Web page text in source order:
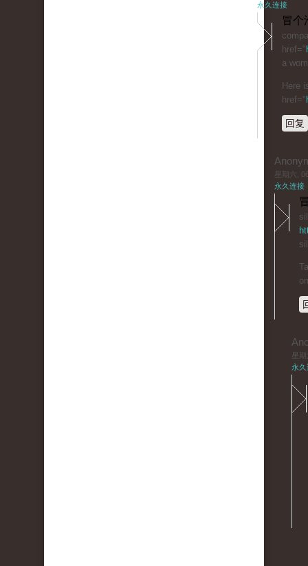
永久连接
冒个
href="
a
Here
href="
回复
星期六,
永久连接
星
永久